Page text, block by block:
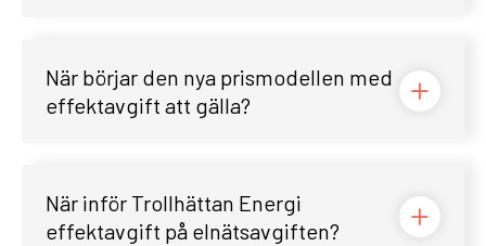
När börjar den nya prismodellen med
effektavgift att gälla?
När inför Trollhättan Energi
effektavgift på elnätsavgiften?